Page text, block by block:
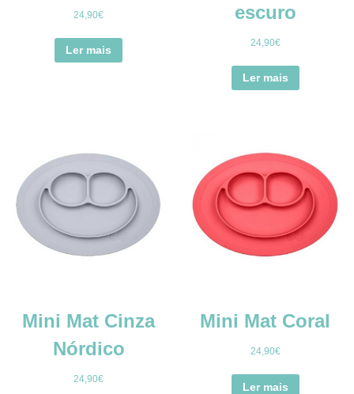
24,90€
Ler mais
escuro
24,90€
Ler mais
Mini Mat Cinza
Nórdico
24,90€
Mini Mat Coral
24,90€
Ler mais